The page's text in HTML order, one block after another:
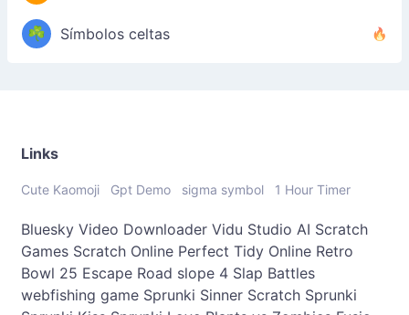
☘️ Símbolos celtas
Links
Cute Kaomoji Gpt Demo sigma symbol 1 Hour Timer
Bluesky Video Downloader Vidu Studio AI Scratch
Games Scratch Online Perfect Tidy Online Retro
Bowl 25 Escape Road slope 4 Slap Battles
webfishing game Sprunki Sinner Scratch Sprunki